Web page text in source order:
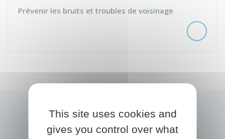
Prévenir les bruits et troubles de voisinage
This site uses cookies and
gives you control over what